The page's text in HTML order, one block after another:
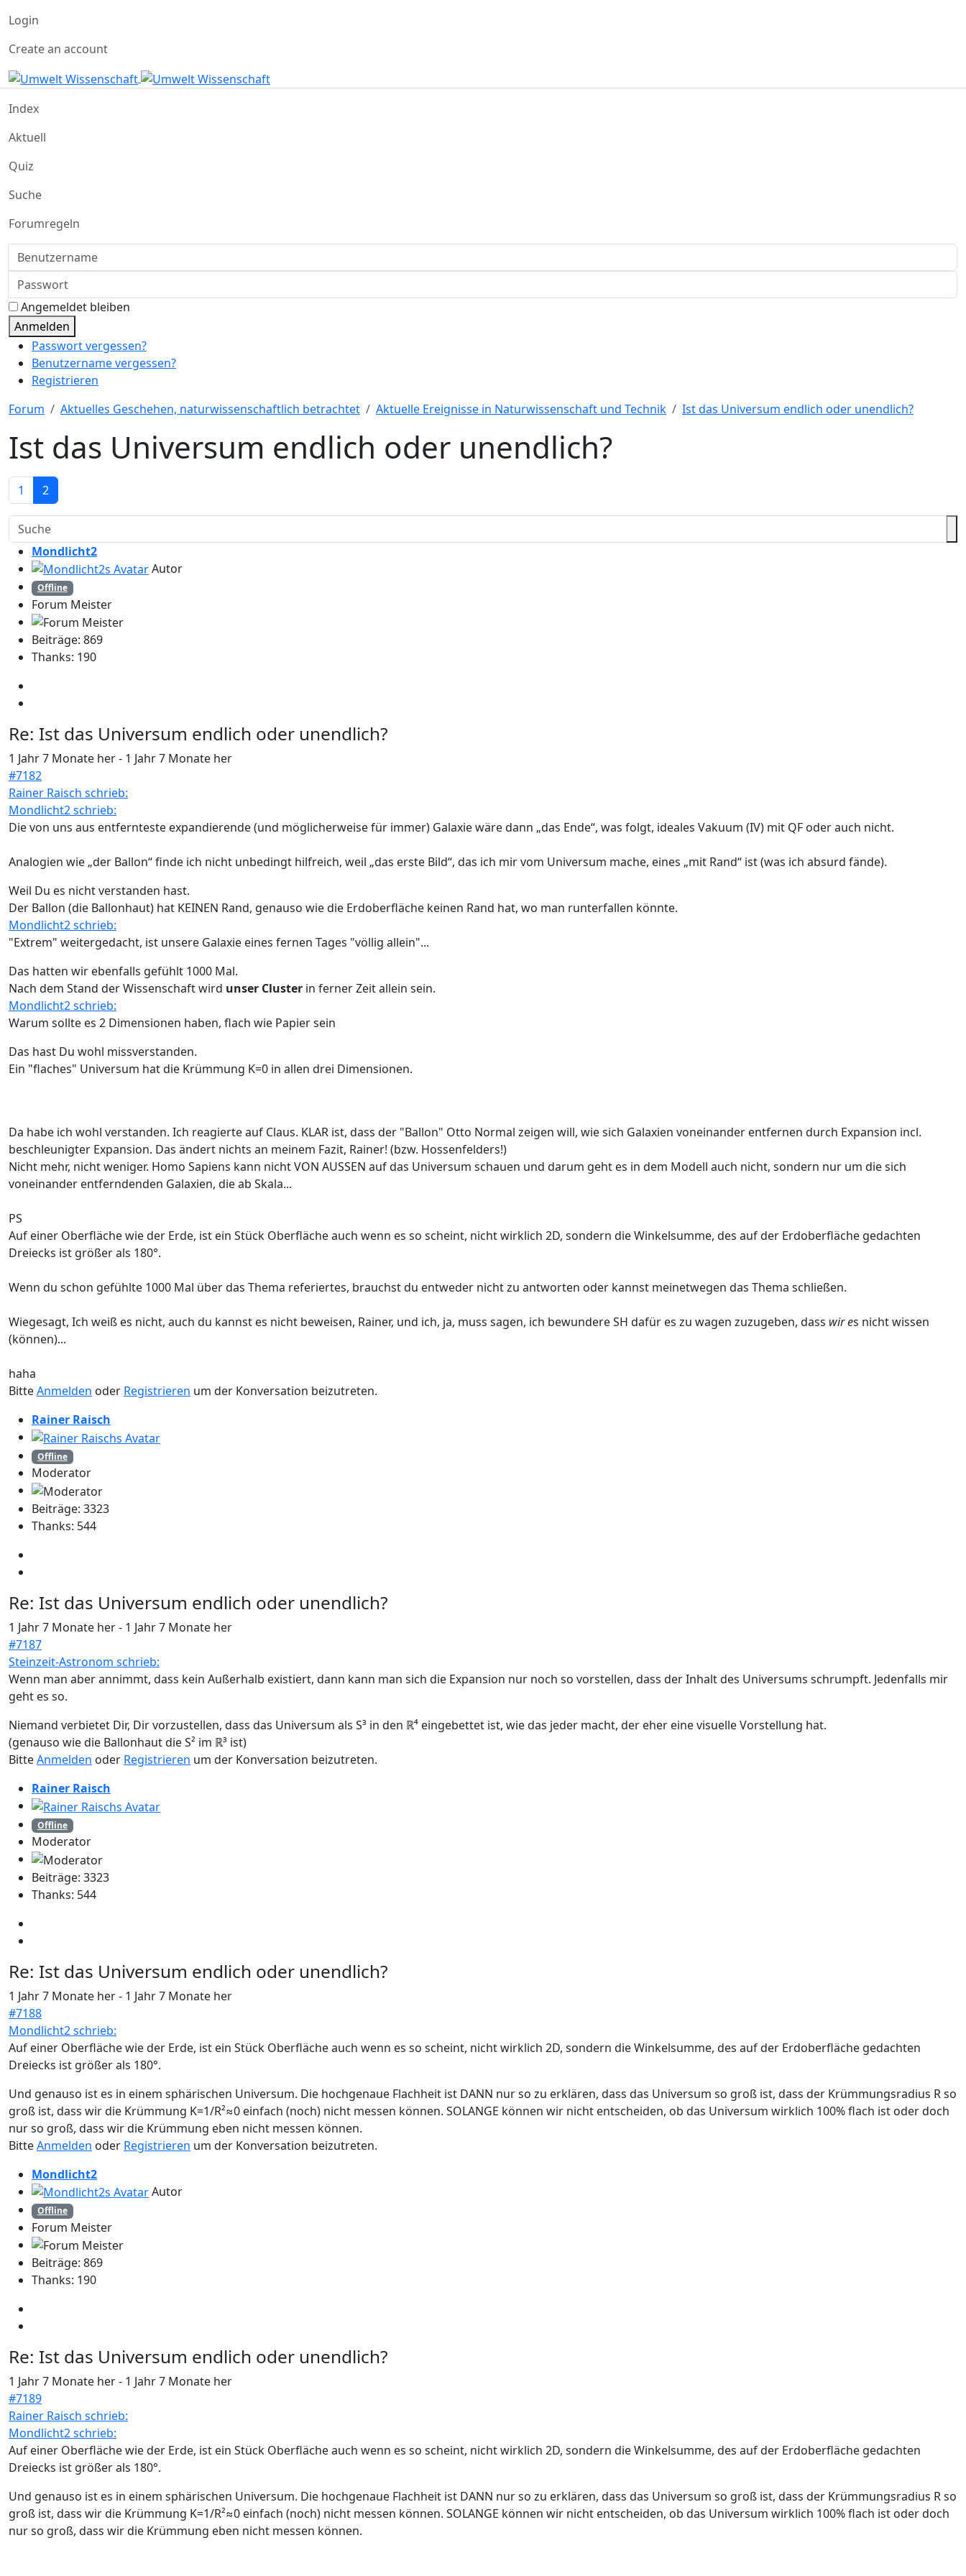
Login
Create an account
Index
Aktuell
Quiz
Suche
Forumregeln
Benutzername
Passwort
Angemeldet bleiben
Anmelden
Passwort vergessen?
Benutzername vergessen?
Registrieren
Forum
Aktuelles Geschehen, naturwissenschaftlich betrachtet Aktuelle Ereignisse in Naturwissenschaft und Technik Ist das Universum endlich oder unendlich?
Ist das Universum endlich oder unendlich?
1 2
Mondlicht2
Autor
Offline
Forum Meister
Beiträge: 869
Thanks: 190
Re: Ist das Universum endlich oder unendlich?
1 Jahr 7 Monate her- 1 Jahr 7 Monate her
#7182
Rainer Raisch schrieb:
Mondlicht2 schrieb:
Die von uns aus entfernteste expandierende (und möglicherweise für immer) Galaxie wäre dann „das Ende“, was folgt, ideales Vakuum (IV) mit QF oder auch nicht.
Analogien wie „der Ballon“ finde ich nicht unbedingt hilfreich, weil „das erste Bild“, das ich mir vom Universum mache, eines „mit Rand“ ist (was ich absurd fände).
Weil Du es nicht verstanden hast.
Der Ballon (die Ballonhaut) hat KEINEN Rand, genauso wie die Erdoberfläche keinen Rand hat, wo man runterfallen könnte.
Mondlicht2 schrieb:
"Extrem" weitergedacht, ist unsere Galaxie eines fernen Tages "völlig allein"...
Das hatten wir ebenfalls gefühlt 1000 Mal.
Nach dem Stand der Wissenschaft wird unser Cluster in ferner Zeit allein sein.
Mondlicht2 schrieb:
Warum sollte es 2 Dimensionen haben, flach wie Papier sein
Das hast Du wohl missverstanden.
Ein "flaches" Universum hat die Krümmung K=0 in allen drei Dimensionen.
Da habe ich wohl verstanden. Ich reagierte auf Claus. KLAR ist, dass der "Ballon" Otto Normal zeigen will, wie sich Galaxien voneinander entfernen durch Expansion incl.
beschleunigter Expansion. Das ändert nichts an meinem Fazit, Rainer! (bzw. Hossenfelders!)
Nicht mehr, nicht weniger. Homo Sapiens kann nicht VON AUSSEN auf das Universum schauen und darum geht es in dem Modell auch nicht, sondern nur um die sich
voneinander entferndenden Galaxien, die ab Skala...
PS
Auf einer Oberfläche wie der Erde, ist ein Stück Oberfläche auch wenn es so scheint, nicht wirklich 2D, sondern die Winkelsumme, des auf der Erdoberfläche gedachten
Dreiecks ist größer als 180°.
Wenn du schon gefühlte 1000 Mal über das Thema referiertes, brauchst du entweder nicht zu antworten oder kannst meinetwegen das Thema schließen.
Wiegesagt, Ich weiß es nicht, auch du kannst es nicht beweisen, Rainer, und ich, ja, muss sagen, ich bewundere SH dafür es zu wagen zuzugeben, dass wir es nicht wissen
(können)...
haha
BitteAnmelden oder Registrieren um der Konversation beizutreten.
Rainer Raisch
Offline
Moderator
Beiträge: 3323
Thanks: 544
Re: Ist das Universum endlich oder unendlich?
1 Jahr 7 Monate her- 1 Jahr 7 Monate her
#7187
Steinzeit-Astronom schrieb:
Wenn man aber annimmt, dass kein Außerhalb existiert, dann kann man sich die Expansion nur noch so vorstellen, dass der Inhalt des Universums schrumpft. Jedenfalls mir
geht es so.
Niemand verbietet Dir, Dir vorzustellen, dass das Universum als S³ in den ℝ⁴ eingebettet ist, wie das jeder macht, der eher eine visuelle Vorstellung hat.
(genauso wie die Ballonhaut die S² im ℝ³ ist)
BitteAnmelden oder Registrieren um der Konversation beizutreten.
Rainer Raisch
Offline
Moderator
Beiträge: 3323
Thanks: 544
Re: Ist das Universum endlich oder unendlich?
1 Jahr 7 Monate her- 1 Jahr 7 Monate her
#7188
Mondlicht2 schrieb:
Auf einer Oberfläche wie der Erde, ist ein Stück Oberfläche auch wenn es so scheint, nicht wirklich 2D, sondern die Winkelsumme, des auf der Erdoberfläche gedachten
Dreiecks ist größer als 180°.
Und genauso ist es in einem sphärischen Universum. Die hochgenaue Flachheit ist DANN nur so zu erklären, dass das Universum so groß ist, dass der Krümmungsradius R so
groß ist, dass wir die Krümmung K=1/R²≈0 einfach (noch) nicht messen können. SOLANGE können wir nicht entscheiden, ob das Universum wirklich 100% flach ist oder doch
nur so groß, dass wir die Krümmung eben nicht messen können.
BitteAnmelden oder Registrieren um der Konversation beizutreten.
Mondlicht2
Autor
Offline
Forum Meister
Beiträge: 869
Thanks: 190
Re: Ist das Universum endlich oder unendlich?
1 Jahr 7 Monate her- 1 Jahr 7 Monate her
#7189
Rainer Raisch schrieb:
Mondlicht2 schrieb:
Auf einer Oberfläche wie der Erde, ist ein Stück Oberfläche auch wenn es so scheint, nicht wirklich 2D, sondern die Winkelsumme, des auf der Erdoberfläche gedachten
Dreiecks ist größer als 180°.
Und genauso ist es in einem sphärischen Universum. Die hochgenaue Flachheit ist DANN nur so zu erklären, dass das Universum so groß ist, dass der Krümmungsradius R so
groß ist, dass wir die Krümmung K=1/R²≈0 einfach (noch) nicht messen können. SOLANGE können wir nicht entscheiden, ob das Universum wirklich 100% flach ist oder doch
nur so groß, dass wir die Krümmung eben nicht messen können.